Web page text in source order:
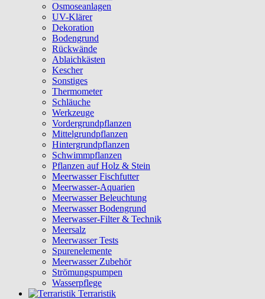
Osmoseanlagen
UV-Klärer
Dekoration
Bodengrund
Rückwände
Ablaichkästen
Kescher
Sonstiges
Thermometer
Schläuche
Werkzeuge
Vordergrundpflanzen
Mittelgrundpflanzen
Hintergrundpflanzen
Schwimmpflanzen
Pflanzen auf Holz & Stein
Meerwasser Fischfutter
Meerwasser-Aquarien
Meerwasser Beleuchtung
Meerwasser Bodengrund
Meerwasser-Filter & Technik
Meersalz
Meerwasser Tests
Spurenelemente
Meerwasser Zubehör
Strömungspumpen
Wasserpflege
Terraristik